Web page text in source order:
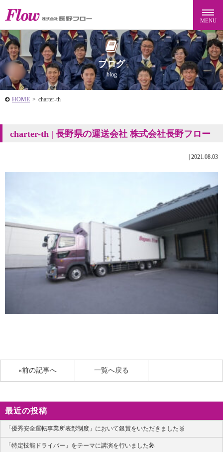
ブログ
blog
HOME > charter-th
charter-th | 長野県の運送会社 株式会社長野フロー
2021.08.03
«前の記事へ 一覧へ戻る
最近の投稿
「優秀安全運転事業所表彰制度」において銀賞をいただきました🥈
「特定技能ドライバー」をテーマに講演を行いました🎤